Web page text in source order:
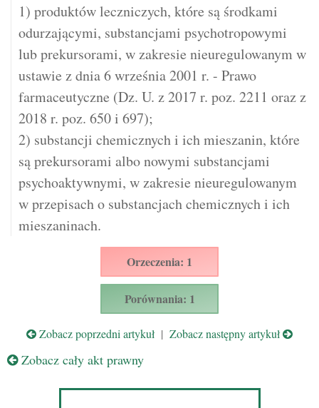
1) produktów leczniczych, które są środkami
odurzającymi, substancjami psychotropowymi
lub prekursorami, w zakresie nieuregulowanym w
ustawie z dnia 6 września 2001 r. - Prawo
farmaceutyczne (Dz. U. z 2017 r. poz. 2211 oraz z
2018 r. poz. 650 i 697);
2) substancji chemicznych i ich mieszanin, które
są prekursorami albo nowymi substancjami
psychoaktywnymi, w zakresie nieuregulowanym
w przepisach o substancjach chemicznych i ich
mieszaninach.
Orzeczenia: 1
Porównania: 1
Zobacz poprzedni artykuł | Zobacz następny artykuł
Zobacz cały akt prawny